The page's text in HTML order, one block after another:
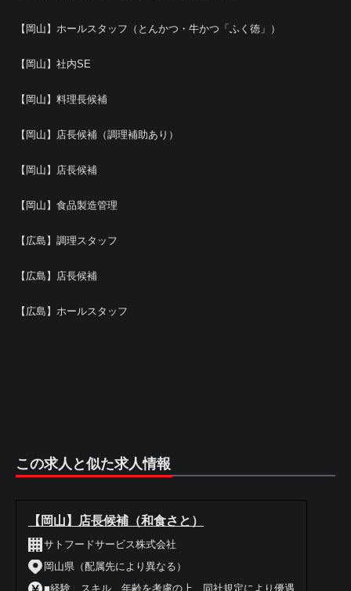
【岡山】ホールスタッフ（とんかつ・牛かつ「ふく徳」）
【岡山】社内SE
【岡山】料理長候補
【岡山】店長候補（調理補助あり）
【岡山】店長候補
【岡山】食品製造管理
【広島】調理スタッフ
【広島】店長候補
【広島】ホールスタッフ
この求人と似た求人情報
【岡山】店長候補（和食さと）
サトフードサービス株式会社
岡山県（配属先により異なる）
■経験、スキル、年齢を考慮の上、同社規定により優遇